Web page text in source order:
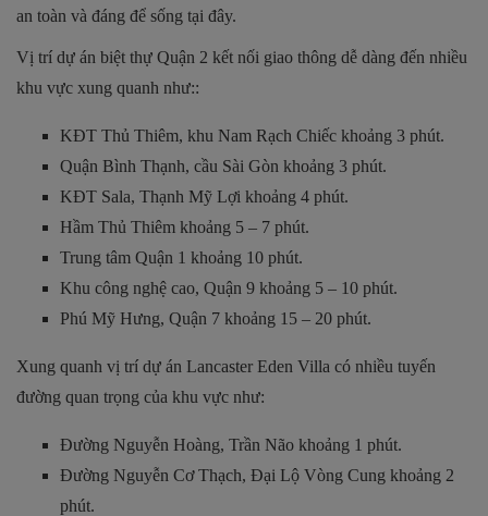
an toàn và đáng để sống tại đây.
Vị trí dự án biệt thự Quận 2 kết nối giao thông dễ dàng đến nhiều
khu vực xung quanh như::
KĐT Thủ Thiêm, khu Nam Rạch Chiếc khoảng 3 phút.
Quận Bình Thạnh, cầu Sài Gòn khoảng 3 phút.
KĐT Sala, Thạnh Mỹ Lợi khoảng 4 phút.
Hầm Thủ Thiêm khoảng 5 – 7 phút.
Trung tâm Quận 1 khoảng 10 phút.
Khu công nghệ cao, Quận 9 khoảng 5 – 10 phút.
Phú Mỹ Hưng, Quận 7 khoảng 15 – 20 phút.
Xung quanh vị trí dự án Lancaster Eden Villa có nhiều tuyến
đường quan trọng của khu vực như:
Đường Nguyễn Hoàng, Trần Não khoảng 1 phút.
Đường Nguyễn Cơ Thạch, Đại Lộ Vòng Cung khoảng 2
phút.